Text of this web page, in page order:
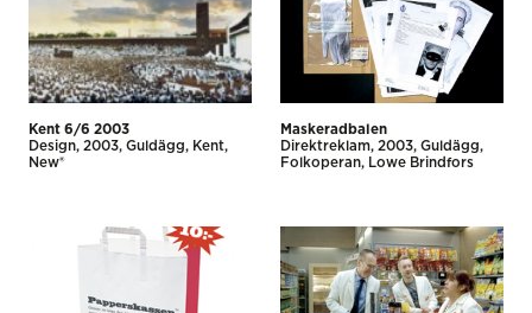
Kent 6/6 2003
Design 2003 Guldägg
Kent
New®
Maskeradbalen
Direkt­reklam 2003 Guldägg
Folkoperan
Lowe Brindfors